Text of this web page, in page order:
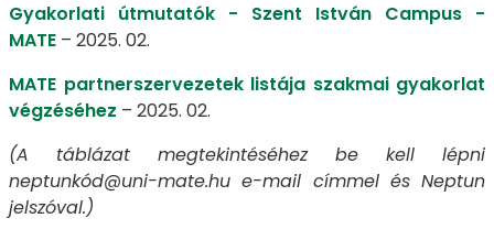
Gyakorlati útmutatók - Szent István Campus -
MATE – 2025. 02.
MATE partnerszervezetek listája szakmai gyakorlat
végzéséhez – 2025. 02.
(A táblázat megtekintéséhez be kell lépni
neptunkód@uni-mate.hu e-mail címmel és Neptun
jelszóval.)